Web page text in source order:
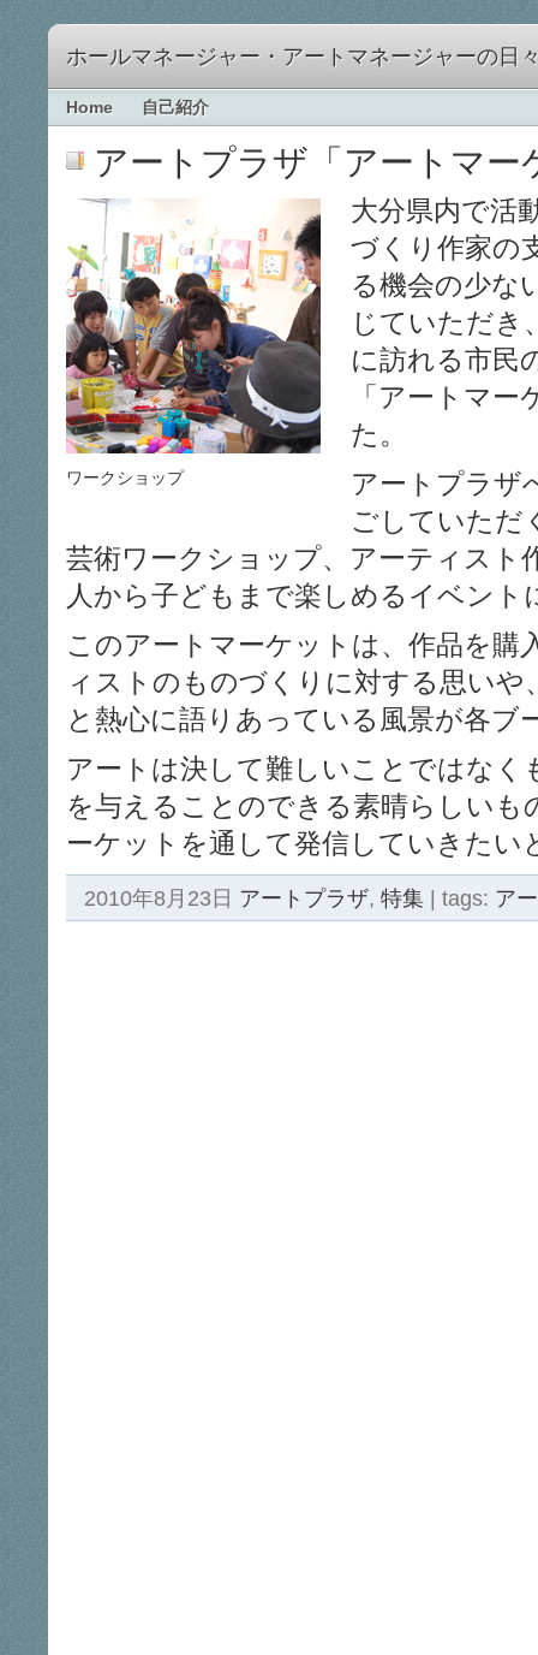
ホールマネージャー・アートマネージャーの日
Home 自己紹介
アートプラザ「アートマー
ワークショップ
大分県内で活
づくり作家の
る機会の少な
じていただき
に訪れる市民
「アートマ
た。
アートプラザ
ごしていただ
芸術ワークショップ、アーティスト
人から子どもまで楽しめるイベント
このアートマーケットは、作品を購
ィストのものづくりに対する思い
と熱心に語りあっている風景が各ブ
アートは決して難しいことではなく
を与えることのできる素晴らしい
ーケットを通して発信していきたい
2010年8月23日 アートプラザ, 特集 | tags: ア